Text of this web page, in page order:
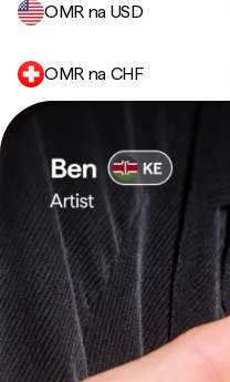
OMR na USD
OMR na CHF